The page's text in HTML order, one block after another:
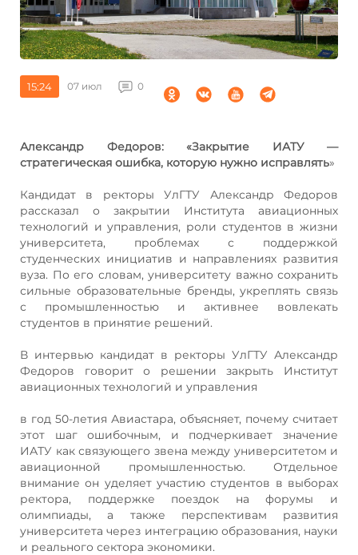
15:24 07 июл 0
Александр Федоров: «Закрытие ИАТУ —
стратегическая ошибка, которую нужно исправлять»
Кандидат в ректоры УлГТУ Александр Федоров
рассказал о закрытии Института авиационных
технологий и управления, роли студентов в жизни
университета, проблемах с поддержкой
студенческих инициатив и направлениях развития
вуза. По его словам, университету важно сохранить
сильные образовательные бренды, укреплять связь
с промышленностью и активнее вовлекать
студентов в принятие решений.
В интервью кандидат в ректоры УлГТУ Александр
Федоров говорит о решении закрыть Институт
авиационных технологий и управления
в год 50-летия Авиастара, объясняет, почему считает
этот шаг ошибочным, и подчеркивает значение
ИАТУ как связующего звена между университетом и
авиационной промышленностью. Отдельное
внимание он уделяет участию студентов в выборах
ректора, поддержке поездок на форумы и
олимпиады, а также перспективам развития
университета через интеграцию образования, науки
и реального сектора экономики.